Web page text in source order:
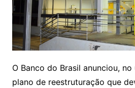
O Banco do Brasil anunciou,
plano de reestruturação que